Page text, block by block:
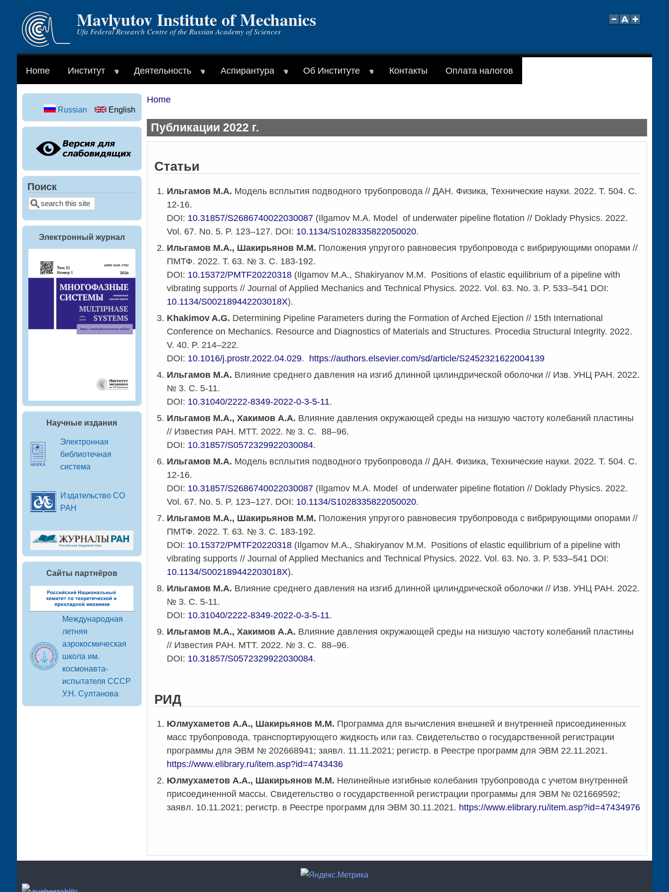
content
Mavlyutov Institute of Mechanics
Ufa Federal Research Centre of the Russian Academy of Sciences
Home Институт Деятельность Аспирантура Об Институте Контакты Оплата налогов
Home
Публикации 2022 г.
Статьи
Ильгамов М.А. Модель всплытия подводного трубопровода // ДАН. Физика, Технические науки. 2022. Т. 504. С.
12-16.
DOI: 10.31857/S2686740022030087(Ilgamov M.A. Model of underwater pipeline flotation // Doklady Physics. 2022.
Vol. 67. No. 5. P. 123–127. DOI: 10.1134/S1028335822050020.
Ильгамов М.А., Шакирьянов М.М. Положения упругого равновесия трубопровода с вибрирующими опорами //
ПМТФ. 2022. Т. 63. № 3. С. 183-192.
DOI: 10.15372/PMTF20220318(Ilgamov M.A., Shakiryanov M.M. Positions of elastic equilibrium of a pipeline with
vibrating supports // Journal of Applied Mechanics and Technical Physics. 2022. Vol. 63. No. 3. P. 533–541 DOI:
10.1134/S002189442203018X).
Khakimov A.G. Determining Pipeline Parameters during the Formation of Arched Ejection // 15th International
Conference on Mechanics. Resource and Diagnostics of Materials and Structures. Procedia Structural Integrity. 2022.
V. 40. P. 214–222.
DOI: 10.1016/j.prostr.2022.04.029. https://authors.elsevier.com/sd/article/S2452321622004139
Ильгамов М.А. Влияние среднего давления на изгиб длинной цилиндрической оболочки // Изв. УНЦ РАН. 2022.
№ 3. С. 5-11.
DOI: 10.31040/2222-8349-2022-0-3-5-11.
Ильгамов М.А., Хакимов А.А. Влияние давления окружающей среды на низшую частоту колебаний пластины
// Известия РАН. МТТ. 2022. № 3. С. 88–96.
DOI: 10.31857/S0572329922030084.
Ильгамов М.А. Модель всплытия подводного трубопровода // ДАН. Физика, Технические науки. 2022. Т. 504. С.
12-16.
DOI: 10.31857/S2686740022030087(Ilgamov M.A. Model of underwater pipeline flotation // Doklady Physics. 2022.
Vol. 67. No. 5. P. 123–127. DOI: 10.1134/S1028335822050020.
Ильгамов М.А., Шакирьянов М.М. Положения упругого равновесия трубопровода с вибрирующими опорами //
ПМТФ. 2022. Т. 63. № 3. С. 183-192.
DOI: 10.15372/PMTF20220318(Ilgamov M.A., Shakiryanov M.M. Positions of elastic equilibrium of a pipeline with
vibrating supports // Journal of Applied Mechanics and Technical Physics. 2022. Vol. 63. No. 3. P. 533–541 DOI:
10.1134/S002189442203018X).
Ильгамов М.А. Влияние среднего давления на изгиб длинной цилиндрической оболочки // Изв. УНЦ РАН. 2022.
№ 3. С. 5-11.
DOI: 10.31040/2222-8349-2022-0-3-5-11.
Ильгамов М.А., Хакимов А.А. Влияние давления окружающей среды на низшую частоту колебаний пластины
// Известия РАН. МТТ. 2022. № 3. С. 88–96.
DOI: 10.31857/S0572329922030084.
РИД
Юлмухаметов А.А., Шакирьянов М.М. Программа для вычисления внешней и внутренней присоединенных
масс трубопровода, транспортирующего жидкость или газ. Свидетельство о государственной регистрации
программы для ЭВМ № 202668941; заявл. 11.11.2021; регистр. в Реестре программ для ЭВМ 22.11.2021.
https://www.elibrary.ru/item.asp?id=4743436
Юлмухаметов А.А., Шакирьянов М.М. Нелинейные изгибные колебания трубопровода с учетом внутренней
присоединенной массы. Свидетельство о государственной регистрации программы для ЭВМ № 021669592;
заявл. 10.11.2021; регистр. в Реестре программ для ЭВМ 30.11.2021. https://www.elibrary.ru/item.asp?id=47434976
Russian English
Поиск
Search
Электронный журнал
Научные издания
Электронная
библиотечная
система
Издательство СО
РАН
Сайты партнёров
Международная
летняя
аэрокосмическая
школа им.
космонавта-
испытателя СССР
У.Н. Султанова